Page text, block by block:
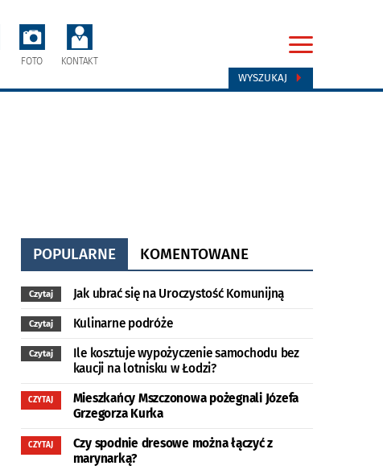
FOTO KONTAKT
WYSZUKAJ
POPULARNE KOMENTOWANE
Czytaj Jak ubrać się na Uroczystość Komunijną
Czytaj Kulinarne podróże
Czytaj
Ile kosztuje wypożyczenie samochodu bez
kaucji na lotnisku w Łodzi?
CZYTAJ
Mieszkańcy Mszczonowa pożegnali Józefa
Grzegorza Kurka
CZYTAJ
Czy spodnie dresowe można łączyć z
marynarką?